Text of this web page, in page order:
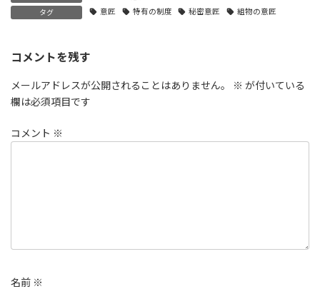
タグ 意匠 特有の制度 秘密意匠 組物の意匠
コメントを残す
メールアドレスが公開されることはありません。 ※ が付いている
欄は必須項目です
コメント ※
名前 ※